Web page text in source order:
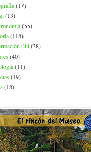
(17)
(13)
(55)
(118)
útil(38)
(40)
(11)
(19)
(18)